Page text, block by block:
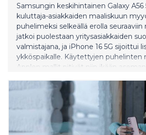
Samsungin keskihintainen Galaxy A56
kuluttaja-asiakkaiden maaliskuun
puhelimeksi selkeällä erolla seuraaviin
jatkoi puolestaan yritysasiakkaiden
valmistajana, ja iPhone 16 5G sijoittui
ykköspaikalle. Käytettyjen puhelinten
Applen mallit pitivät niin ikään
yllättäjäksi. Maaliskuun ostetuin
Watch Series 11 (GPS).
kvartaalin myydyin malli oli Acer